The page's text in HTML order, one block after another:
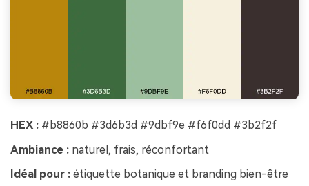
HEX : #b8860b #3d6b3d #9dbf9e #f6f0dd #3b2f2f
Ambiance : naturel, frais, réconfortant
Idéal pour : étiquette botanique et branding bien-être